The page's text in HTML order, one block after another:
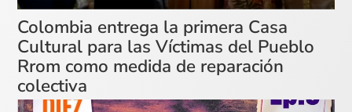
Colombia entrega la primera Casa
Cultural para las Víctimas del Pueblo
Rrom como medida de reparación
colectiva